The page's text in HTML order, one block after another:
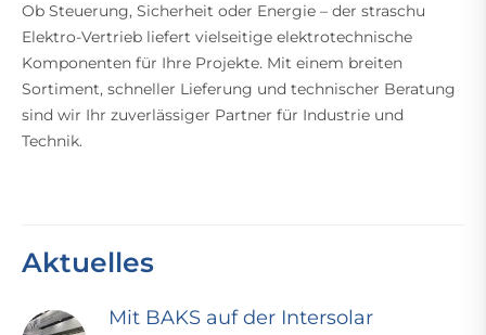
Ob Steuerung, Sicherheit oder Energie – der straschu
Elektro-Vertrieb liefert vielseitige elektrotechnische
Komponenten für Ihre Projekte. Mit einem breiten
Sortiment, schneller Lieferung und technischer Beratung
sind wir Ihr zuverlässiger Partner für Industrie und
Technik.
Aktuelles
Mit BAKS auf der Intersolar